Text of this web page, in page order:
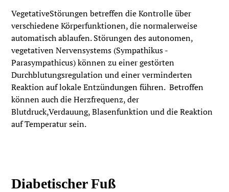
VegetativeStörungen betreffen die Kontrolle über
verschiedene Körperfunktionen, die normalerweise
automatisch ablaufen. Störungen des autonomen,
vegetativen Nervensystems (Sympathikus -
Parasympathicus) können zu einer gestörten
Durchblutungsregulation und einer verminderten
Reaktion auf lokale Entzündungen führen. Betroffen
können auch die Herzfrequenz, der
Blutdruck,Verdauung, Blasenfunktion und die Reaktion
auf Temperatur sein.
Diabetischer Fuß